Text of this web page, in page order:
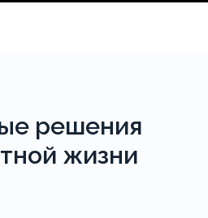
решения
жизни